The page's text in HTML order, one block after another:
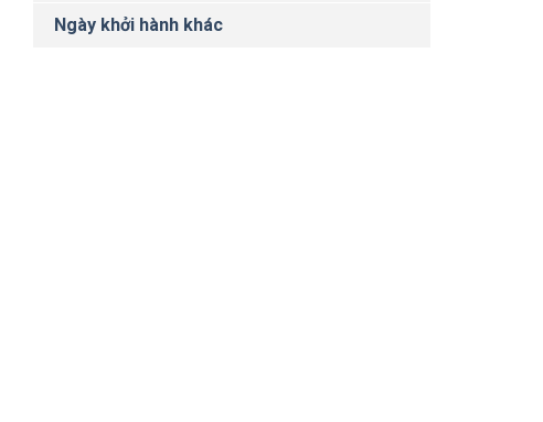
Ngày khởi hành khác